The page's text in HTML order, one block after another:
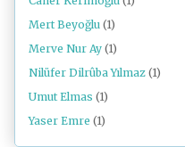
Mert Beyoğlu (1)
Merve Nur Ay (1)
Nilüfer Dilrûba Yılmaz (1)
Umut Elmas (1)
Yaser Emre (1)